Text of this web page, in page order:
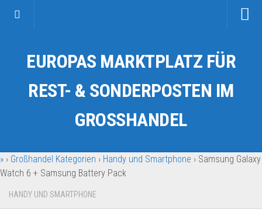
Kategorien
Auto & Motorrad
Fahrzeuge & Transport
Garten & Werkzeug
Geschäft, Büro & Schreibwaren
Geschenkartikel
EUROPAS MARKTPLATZ FÜR
REST- & SONDERPOSTEN IM
GROSSHANDEL
» › Großhandel Kategorien › Handy und Smartphone › Samsung Galaxy
Watch 6 + Samsung Battery Pack
HANDY UND SMARTPHONE